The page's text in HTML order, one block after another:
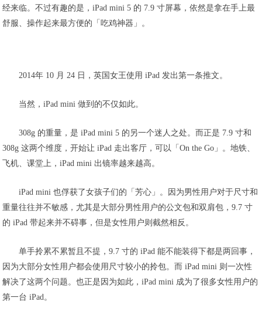
经来临。不过有趣的是，iPad mini 5 的 7.9 寸屏幕，依然是拿在手上最
舒服、操作起来最方便的「吃鸡神器」。
2014年 10 月 24 日，英国女王使用 iPad 发出第一条推文。
当然，iPad mini 做到的不仅如此。
308g 的重量，是 iPad mini 5 的另一个迷人之处。而正是 7.9 寸和
308g 这两个维度，开始让 iPad 走出客厅，可以「On the Go」。地铁、
飞机、课堂上，iPad mini 出镜率越来越高。
iPad mini 也俘获了女孩子们的「芳心」。因为男性用户对于尺寸和
重量往往并不敏感，尤其是大部分男性用户的公文包和双肩包，9.7 寸
的 iPad 带起来并不碍事，但是女性用户则截然相反。
单手拎累不累暂且不提，9.7 寸的 iPad 能不能装得下都是两回事，
因为大部分女性用户都会使用尺寸较小的拎包。而 iPad mini 则一次性
解决了这两个问题。也正是因为如此，iPad mini 成为了很多女性用户的
第一台 iPad。